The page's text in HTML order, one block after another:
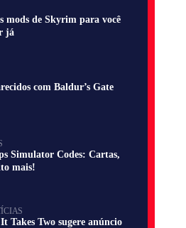
mods de Skyrim para você
já
com Baldur’s Gate
Simulator Codes: Cartas,
mais!
Takes Two sugere anúncio